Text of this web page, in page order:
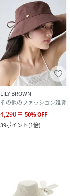
LILY BROWN
その他のファッション雑貨
4,290円 50%OFF
39ポイント(1倍)